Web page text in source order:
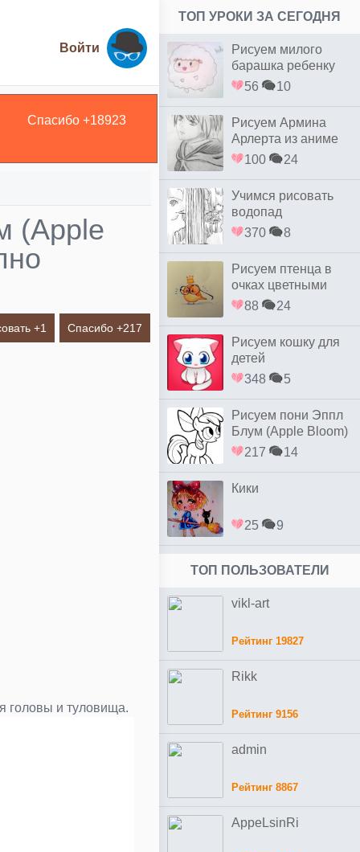
Войти
Спасибо +18923
(Apple
+1 Спасибо +217
головы и туловища.
ТОП УРОКИ ЗА СЕГОДНЯ
Рисуем милого
барашка ребенку
56
10
Рисуем Армина
Арлерта из аниме
Восстание титанов
100 24
Учимся рисовать
водопад
370
8
Рисуем птенца в
очках цветными
88
24
Рисуем кошку для
детей
348
5
Рисуем пони Эппл
Блум (Apple Bloom)
217
14
Кики
25 9
ТОП ПОЛЬЗОВАТЕЛИ
vikl-art
Рейтинг 19827
Rikk
Рейтинг 9156
admin
Рейтинг 8867
AppeLsinRi